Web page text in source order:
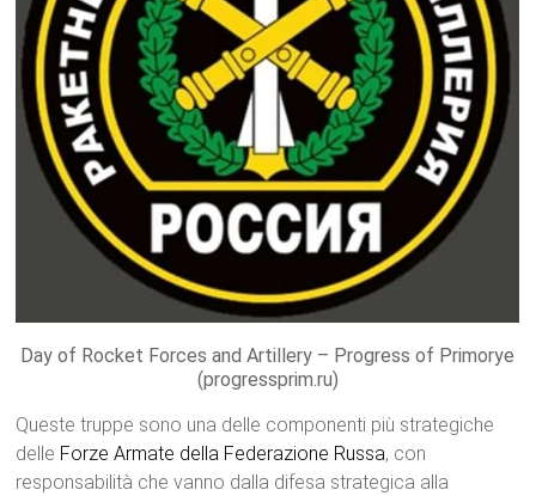
Day of Rocket Forces and Artillery – Progress of Primorye
(progressprim.ru)
Queste truppe sono una delle componenti più strategiche
delle Forze Armate della Federazione Russa, con
responsabilità che vanno dalla difesa strategica alla